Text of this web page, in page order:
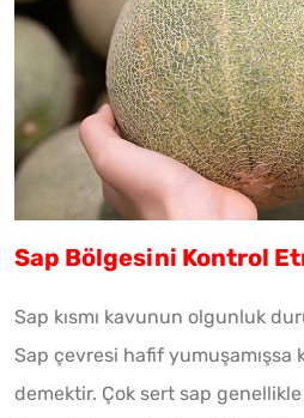
Sap Bölgesini Kontrol
Sap kısmı kavunun olgunluk
Sap çevresi hafif yumuşamışsa
demektir. Çok sert sap